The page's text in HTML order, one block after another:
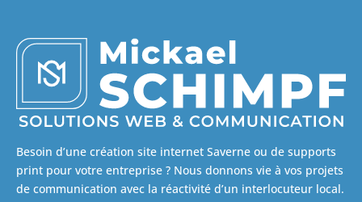
Besoin d’une création site internet Saverne ou de supports
print pour votre entreprise ? Nous donnons vie à vos projets
de communication avec la réactivité d’un interlocuteur local.